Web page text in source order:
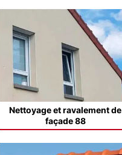
Nettoyage et ravalement de
façade 88